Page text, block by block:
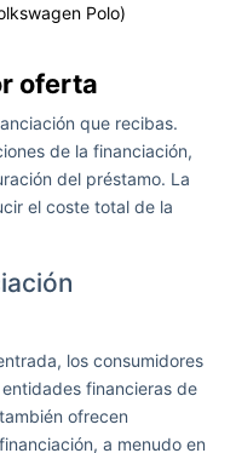
Polo)
oferta
que recibas.
de la financiación,
del préstamo. La
el coste total de la
los consumidores
financieras de
ofrecen
a menudo en